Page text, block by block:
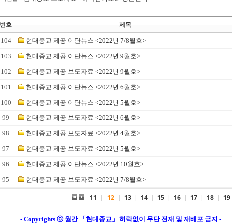
번호 제목
104 현대종교 제공 이단뉴스 <2022년 7/8월호>
103 현대종교 제공 이단뉴스 <2022년 9월호>
102 현대종교 제공 보도자료 <2022년 9월호>
101 현대종교 제공 이단뉴스 <2022년 6월호>
100 현대종교 제공 이단뉴스 <2022년 5월호>
99 현대종교 제공 보도자료 <2022년 6월호>
98 현대종교 제공 보도자료 <2022년 4월호>
97 현대종교 제공 보도자료 <2022년 5월호>
96 현대종교 제공 이단뉴스 <2022년 10월호>
95 현대종교 제공 보도자료 <2022년 7/8월호>
11 | 12 | 13 | 14 | 15 | 16 | 17 | 18 | 19
- Copyrights ⓒ 월간 「현대종교」 허락없이 무단 전재 및 재배포 금지 -